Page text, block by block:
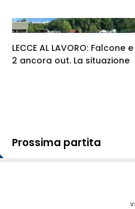
LECCE AL LAVORO:
2 ancora out. La situazione
Prossima partita